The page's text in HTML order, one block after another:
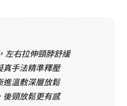
左右拉伸頸脖舒緩
手法精準釋壓
溫敷深層放鬆
頸放鬆更有感